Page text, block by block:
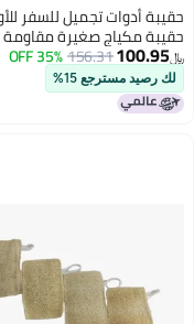
تجميل للسفر للأولاد -
صغيرة مقاومة للماء
أسود لطيف
- حقيبة تخزين قابلة
مستحضرات التجميل
الحمام
156.31
35% OFF
15%